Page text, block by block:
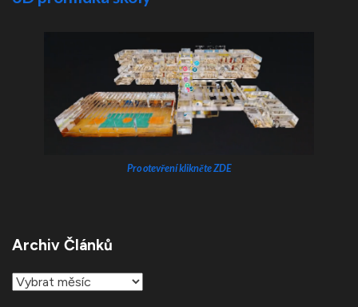
Pro otevření klikněte ZDE
Archiv Článků
Archiv